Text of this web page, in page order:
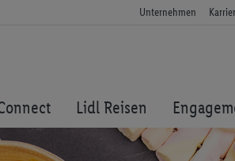
Unternehmen
Lidl Reisen